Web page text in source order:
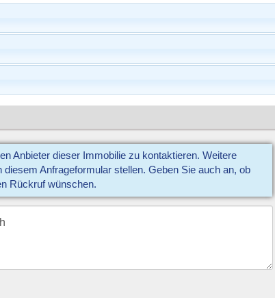
Anbieter dieser Immobilie zu kontaktieren. Weitere
Anfrageformular stellen. Geben Sie auch an, ob
Rückruf wünschen.